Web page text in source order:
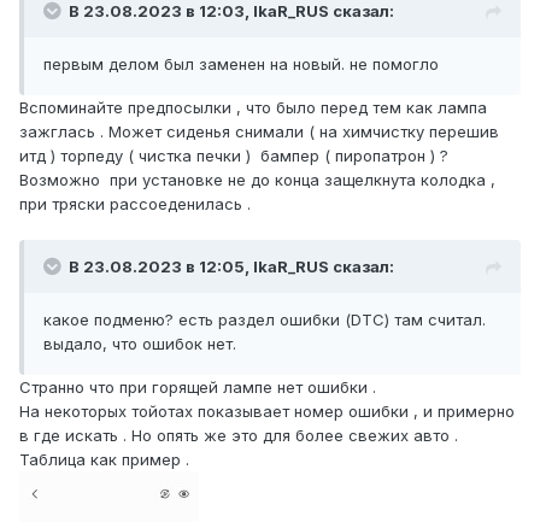
В 23.08.2023 в 12:03, IkaR_RUS сказал:
первым делом был заменен на новый. не помогло
Вспоминайте предпосылки , что было перед тем как лампа
зажглась . Может сиденья снимали ( на химчистку перешив
итд ) торпеду ( чистка печки ) бампер ( пиропатрон ) ?
Возможно при установке не до конца защелкнута колодка ,
при тряски рассоеденилась .
В 23.08.2023 в 12:05, IkaR_RUS сказал:
какое подменю? есть раздел ошибки (DTC) там считал.
выдало, что ошибок нет.
Странно что при горящей лампе нет ошибки .
На некоторых тойотах показывает номер ошибки , и примерно
в где искать . Но опять же это для более свежих авто .
Таблица как пример .